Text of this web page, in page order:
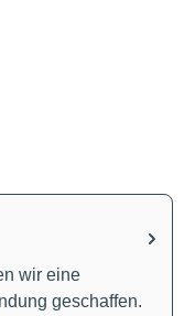
wir eine
geschaffen.